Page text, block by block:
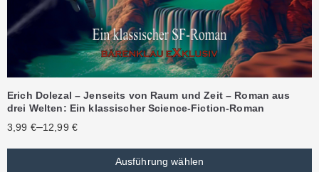
Erich Dolezal – Jenseits von Raum und Zeit – Roman aus
drei Welten: Ein klassischer Science-Fiction-Roman
3,99 €–12,99 €
Ausführung wählen